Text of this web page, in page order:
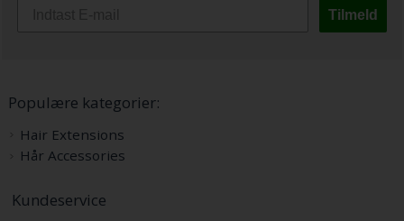
Tilmeld
Populære kategorier:
Hair Extensions
Hår Accessories
Kundeservice